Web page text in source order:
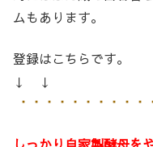
ムもあります。
登録はこちらです。
↓ ↓